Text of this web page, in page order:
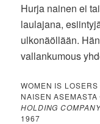
Hurja nainen ei
laulajana,
ulkonäöllään.
vallankumous
WOMEN IS
NAISEN
HOLDING
1967